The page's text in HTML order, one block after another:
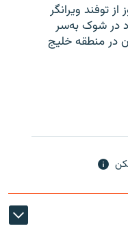
توفند ویرانگر
در شوک به‌سر
در منطقه خلیج